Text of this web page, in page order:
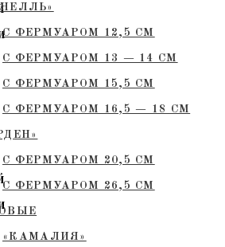
С ФЕРМУАРОМ 12,5 СМ
С ФЕРМУАРОМ 13 — 14 СМ
С ФЕРМУАРОМ 15,5 СМ
С ФЕРМУАРОМ 16,5 — 18 СМ
С ФЕРМУАРОМ 20,5 СМ
С ФЕРМУАРОМ 26,5 СМ
«КАМАЛИЯ»